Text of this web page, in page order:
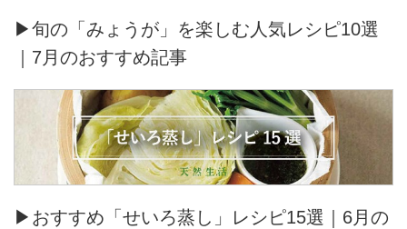
▶旬の「みょうが」を楽しむ人気レシピ10選
｜7月のおすすめ記事
▶おすすめ「せいろ蒸し」レシピ15選｜6月の